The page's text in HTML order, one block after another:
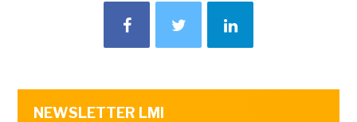
NEWSLETTER LMI